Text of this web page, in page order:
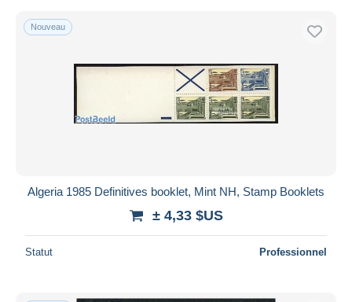
Nouveau
Algeria 1985 Definitives booklet, Mint NH, Stamp Booklets
± 4,33 $US
Statut Professionnel